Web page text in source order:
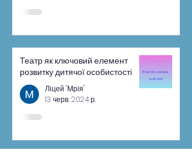
Театр як ключовий елемент
розвитку дитячої особистості
Ліцей "Мрія"
13 черв. 2024 р.